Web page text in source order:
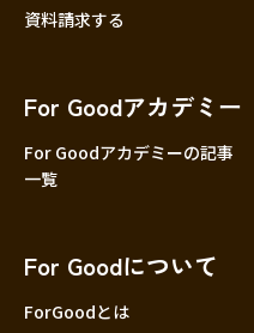
資料請求する
For Goodアカデミー
For Goodアカデミーの記事
一覧
For Goodについて
ForGoodとは